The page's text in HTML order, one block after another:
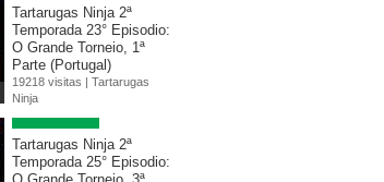
Tartarugas Ninja 2ª
Temporada 23° Episodio:
O Grande Torneio, 1ª
Parte (Portugal)
19218 visitas | Tartarugas
Ninja
Tartarugas Ninja 2ª
Temporada 25° Episodio: